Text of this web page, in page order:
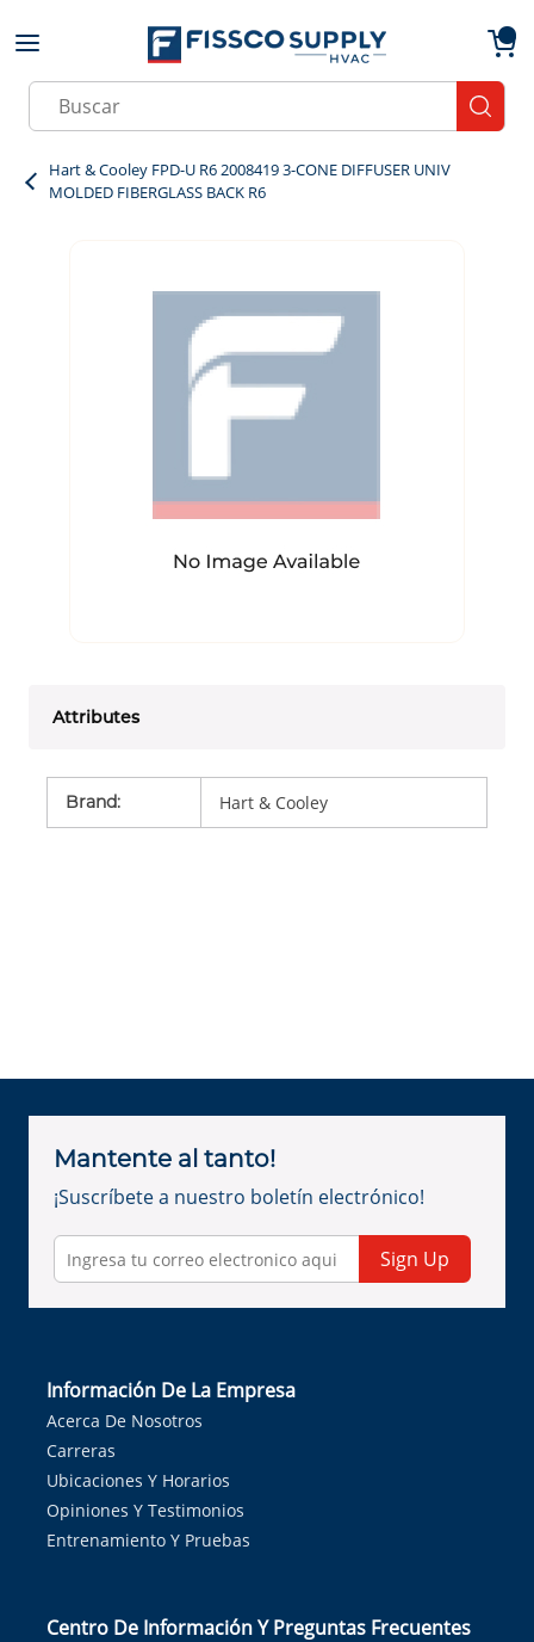
Skip to main content
Site Search
Hart & Cooley FPD-U R6 2008419 3-CONE DIFFUSER UNIV
MOLDED FIBERGLASS BACK R6
Attributes
Brand: Hart & Cooley
Mantente al tanto!
¡Suscríbete a nuestro boletín electrónico!
Sign Up
Información De La Empresa
Acerca De Nosotros
Carreras
Ubicaciones Y Horarios
Opiniones Y Testimonios
Entrenamiento Y Pruebas
Centro De Información Y Preguntas Frecuentes